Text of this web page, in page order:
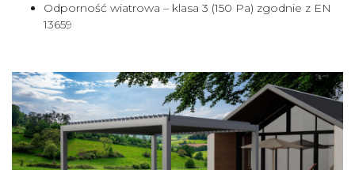
Odporność wiatrowa – klasa 3 (150 Pa) zgodnie z EN
13659